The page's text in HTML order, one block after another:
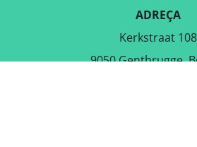
ADREÇA
Kerkstraat 108
9050 Gentbrugge,